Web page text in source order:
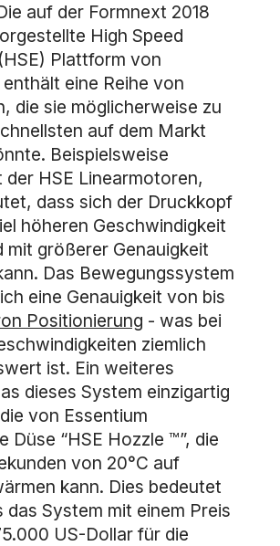
auf der Formnext 2018
High Speed
Plattform von
eine Reihe von
die sie möglicherweise zu
auf dem Markt
Beispielsweise
HSE Linearmotoren,
dass sich der Druckkopf
höheren Geschwindigkeit
mit größerer Genauigkeit
Das Bewegungssystem
eine Genauigkeit von bis
Positionierung - was bei
ziemlich
ist. Ein weiteres
dieses System einzigartig
von Essentium
Düse “HSE Hozzle ™”, die
von 20°C auf
kann. Dies bedeutet
das System mit einem Preis
US-Dollar für die